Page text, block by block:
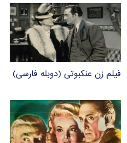
فیلم زن عنکبوتی (دوبله فارسی)